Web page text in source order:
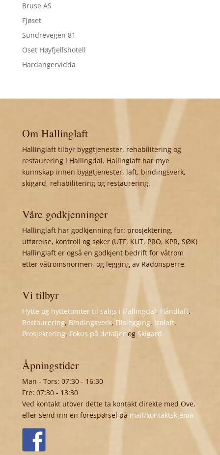
Bruse AS
Fjøset
Sundrevegen 81
Oset Høyfjellshotell
Hardangervidda
Om Hallinglaft
Hallinglaft tilbyr byggtjenester, rehabilitering og
restaurering i Hallingdal. Hallinglaft har mye
kunnskap innen byggtjenester, laft, bindingsverk,
skigard, rehabilitering og restaurering.
Våre godkjenninger
Hallinglaft har godkjenning for: prosjektering,
utførelse, kontroll og søker (UTF, KUT, PRO, KPR, SØK)
Hallinglaft er også en godkjent bedrift for våtrom
etter våtromsnormen, og legging av Radonsperre.
Vi tilbyr
Hytte og hyttetomter til salgs i Hallingdal, Håndlaft,
Restaurering, Bindingsverk, Flislegging, Isolaft,
Prosjektering, Fokus på detaljerog Skigard
Åpningstider
Man - Tors: 07:30 - 16:30
Fre: 07:30 - 13:30
Ved kontakt utover dette ta kontakt direkte med Ove,
eller send inn en forespørsel på mail/kontaktskjema